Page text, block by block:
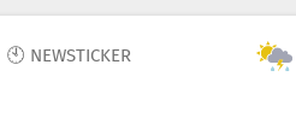
🕙 NEWSTICKER